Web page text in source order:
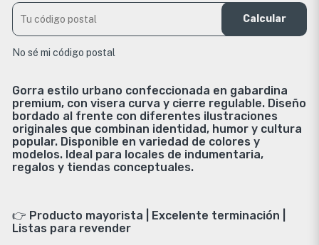
Calcular
No sé mi código postal
Gorra estilo urbano confeccionada en gabardina
premium, con visera curva y cierre regulable. Diseño
bordado al frente con diferentes ilustraciones
originales que combinan identidad, humor y cultura
popular. Disponible en variedad de colores y
modelos. Ideal para locales de indumentaria,
regalos y tiendas conceptuales.
👉 Producto mayorista | Excelente terminación |
Listas para revender